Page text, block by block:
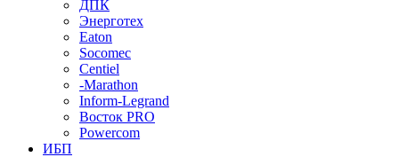
ДПК
Энерготех
Eaton
Socomec
Centiel
-Marathon
Inform-Legrand
Восток PRO
Powercom
ИБП